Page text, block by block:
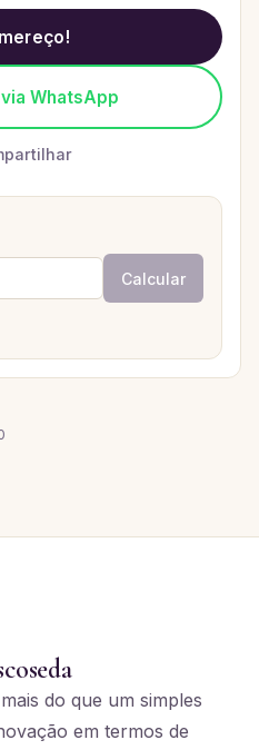
WhatsApp
Calcular
do que um simples
em termos de